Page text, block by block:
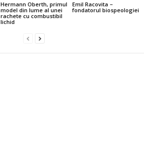
Hermann Oberth, primul
model din lume al unei
rachete cu combustibil
lichid
Emil Racovita –
fondatorul biospeologiei